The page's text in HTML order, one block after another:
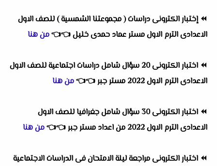
⏪إختبار الكترونى دراسات ( مجموعتنا الشمسية ) للصف الاول
الاعدادى الترم الاول مستر عماد حمدى خليل👈
👈من هنا
⏪
اختبار الكترونى 20 سؤال شامل دراسات اجتماعية للصف الاول
الاعدادى الترم الاول 2022 مستر جبر
👈
👈من هنا
⏪
اختبار الكترونى 30 سؤال شامل جغرافيا للصف الاول
الاعدادى الترم الاول 2022 من اعداد مستر جبر
👈
👈من هنا
⏪ اختبار الكترونى مراجعة ليلة الامتحان فى الدراسات الاجتماعية